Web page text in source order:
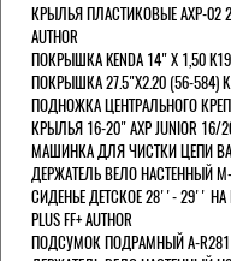
КРЫЛЬЯ ПЛАСТИКОВЫЕ AXP-02
AUTHOR
ПОКРЫШКА KENDA 14" Х 1,50
ПОКРЫШКА 27.5"Х2.20 (56-584)
ПОДНОЖКА ЦЕНТРАЛЬНОГО
КРЫЛЬЯ 16-20" AXP JUNIOR 16/
МАШИНКА ДЛЯ ЧИСТКИ ЦЕПИ
ДЕРЖАТЕЛЬ ВЕЛО НАСТЕННЫЙ M-
СИДЕНЬЕ ДЕТСКОЕ 28''- 29'' НА
PLUS FF+ AUTHOR
ПОДСУМОК ПОДРАМНЫЙ A-R281